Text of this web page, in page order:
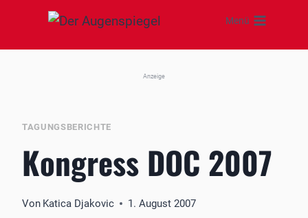
springen
Menü
Anzeige
TAGUNGSBERICHTE
Kongress DOC 2007
Von Katica Djakovic 1. August 2007